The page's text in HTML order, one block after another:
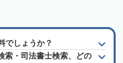
でしょうか？
索・司法書士検索、どの